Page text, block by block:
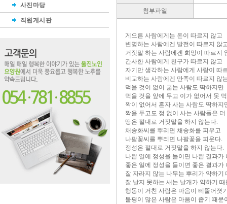
사진마당
직원게시판
첨부파일
게으른 사람에게는 돈이 따르지 않고
변명하는 사람에겐 발전이 따르지 않
거짓말 하는 사람에겐 희망이 따르지
간사한 사람에게 친구가 따르지 않고
자기만 생각하는 사람에게 사랑이 따
비교하는 사람에겐 만족이 따르지 않
먹을 것이 없어 굶는 사람도 딱하지만
먹을 것을 앞에 두고 이가 없어서 못
짝이 없어서 혼자 사는 사람도 딱하지
짝을 두고도 정 없이 사는 사람들은 더
땅은 절대로 거짓말을 하지 않는다.
채송화씨를 뿌리면 채송화를 피우고
나팔꽃씨를 뿌리면 나팔꽃을 피운다.
정성은 절대로 거짓말을 하지 않는다.
나쁜 일에 정성을 들이면 나쁜 결과가
좋은 일에 정성을 들이면 좋은 결과
잘 자라지 않는 나무는 뿌리가 약하기
잘 날지 못하는 새는 날개가 약하기 때
행동이 거친 사람은 마음이 삐뚤어졋
불평이 많은 사람은 마음이 좁기 때문